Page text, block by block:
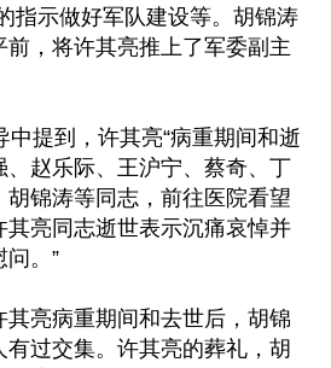
指示做好军队建设等。胡锦涛
，将许其亮推上了军委副主
中提到，许其亮“病重期间和逝
赵乐际、王沪宁、蔡奇、丁
锦涛等同志，前往医院看望
亮同志逝世表示沉痛哀悼并
。”
亮病重期间和去世后，胡锦
过交集。许其亮的葬礼，胡